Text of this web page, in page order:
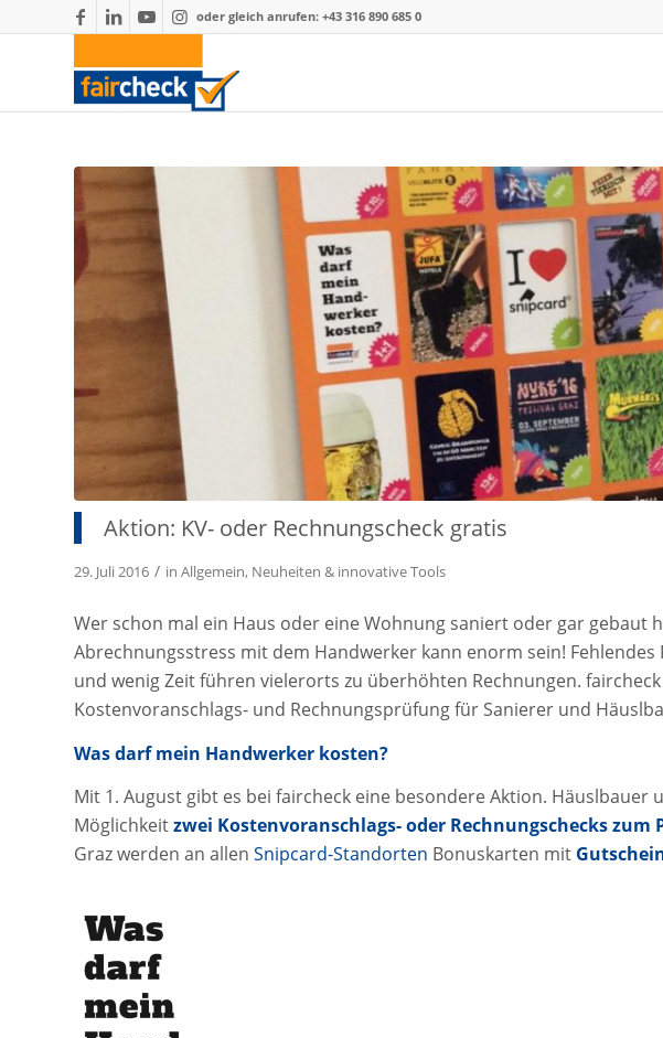
oder gleich anrufen: +43 316 890 685 0
Aktion: KV- oder Rechnungscheck gratis
29. Juli 2016 / in Allgemein, Neuheiten & innovative Tools
Wer schon mal ein Haus oder eine Wohnung saniert oder gar gebaut
Abrechnungsstress mit dem Handwerker kann enorm sein! Fehlendes
und wenig Zeit führen vielerorts zu überhöhten Rechnungen.
Kostenvoranschlags- und Rechnungsprüfung für Sanierer und
Was darf mein Handwerker kosten?
Mit 1. August gibt es bei faircheck eine besondere Aktion. Häuslbauer
Möglichkeitzwei Kostenvoranschlags- oder Rechnungschecks zum
Graz werden an allen Snipcard-Standorten Bonuskarten mit